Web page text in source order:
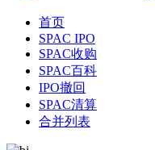
首页
SPAC IPO
SPAC收购
SPAC百科
IPO撤回
SPAC清算
合并列表